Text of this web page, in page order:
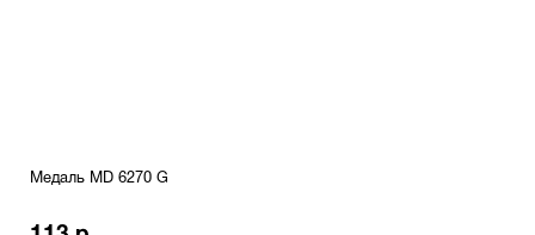
Медаль MD 6270 G